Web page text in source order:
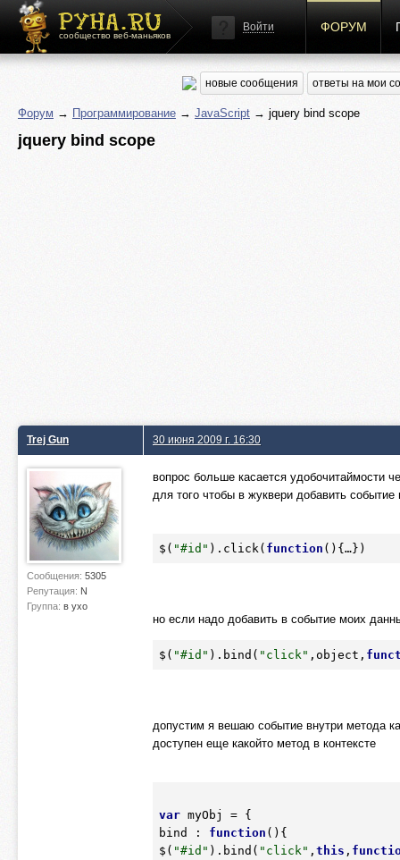
сообщество веб-маньяков
Войти ФОРУМ
новые сообщения ответы на мои
Форум → Программирование → JavaScript → jquery bind scope
jquery bind scope
Trej Gun
Сообщения: 5305
Репутация: N
Группа: в ухо
30 июня 2009 г. 16:30
вопрос больше касается удобочитаймости
для того чтобы в жуквери добавить
$( "#id" ).click( function (){…})
но если надо добавить в событие моих
$( "#id" ).bind( "click" ,object,
допустим я вешаю событие внутри метода
доступен еще какойто метод в контексте
var myObj = {
bind : function (){
$( "#id" ).bind( "click" , this ,